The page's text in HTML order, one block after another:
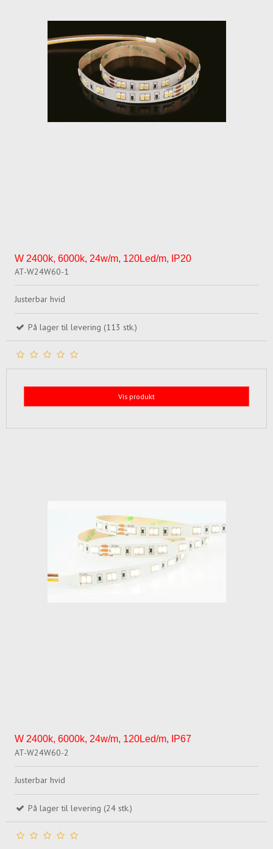
W 2400k, 6000k, 24w/m, 120Led/m, IP20
AT-W24W60-1
Justerbar hvid
På lager til levering (113 stk.)
Vis produkt
W 2400k, 6000k, 24w/m, 120Led/m, IP67
AT-W24W60-2
Justerbar hvid
På lager til levering (24 stk.)